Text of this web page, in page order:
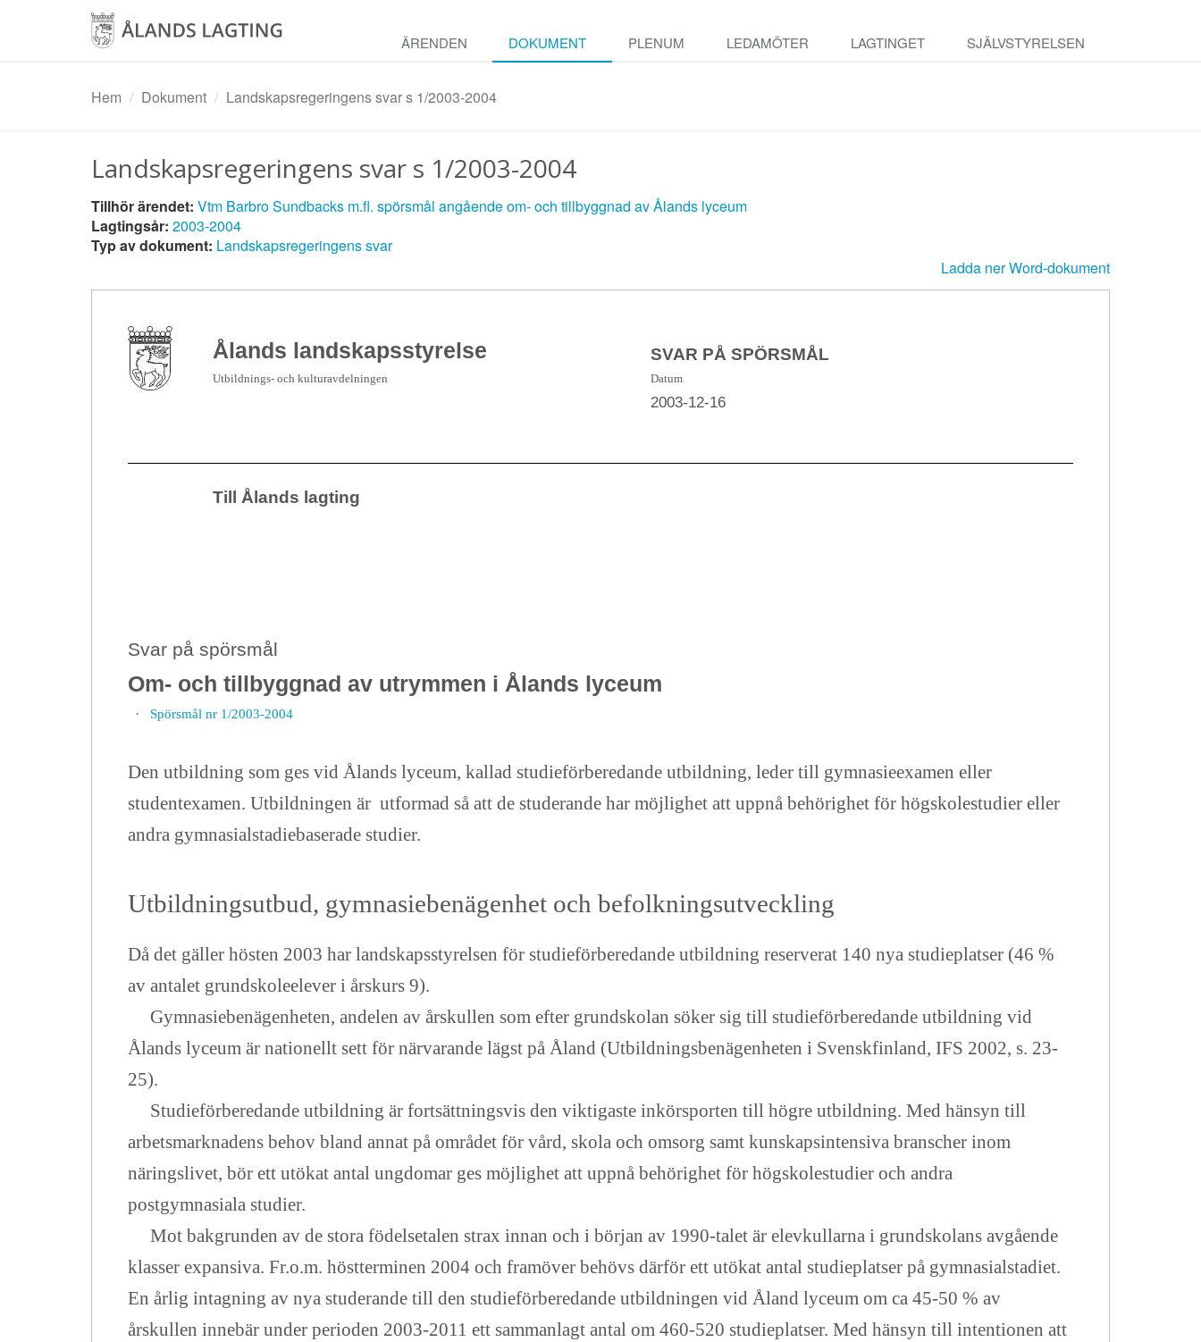
ÄRENDEN DOKUMENT PLENUM LEDAMÖTER LAGTINGET SJÄLVSTYRELSEN
Hem Dokument Landskapsregeringens svar s 1/2003-2004
Landskapsregeringens svar s 1/2003-2004
Tillhör ärendet: Vtm Barbro Sundbacks m.fl. spörsmål angående om- och tillbyggnad av Ålands lyceum
Lagtingsår: 2003-2004
Typ av dokument: Landskapsregeringens svar
Ladda ner Word-dokument
Ålands landskapsstyrelse SVAR PÅ SPÖRSMÅL
Utbildnings- och kulturavdelningen Datum
2003-12-16
Till Ålands lagting
Svar på spörsmål
Om- och tillbyggnad av utrymmen i Ålands lyceum
· Spörsmål nr 1/2003-2004
Den utbildning som ges vid Ålands lyceum, kallad studieförberedande utbildning, leder till gymnasieexamen eller
studentexamen. Utbildningen är utformad så att de studerande har möjlighet att uppnå behörighet för högskolestudier eller
andra gymnasialstadiebaserade studier.
Utbildningsutbud, gymnasiebenägenhet och befolkningsutveckling
Då det gäller hösten 2003 har landskapsstyrelsen för studieförberedande utbildning reserverat 140 nya studieplatser (46 %
av antalet grundskoleelever i årskurs 9).
Gymnasiebenägenheten, andelen av årskullen som efter grundskolan söker sig till studieförberedande utbildning vid
Ålands lyceum är nationellt sett för närvarande lägst på Åland (Utbildningsbenägenheten i Svenskfinland, IFS 2002, s. 23-
25).
Studieförberedande utbildning är fortsättningsvis den viktigaste inkörsporten till högre utbildning. Med hänsyn till
arbetsmarknadens behov bland annat på området för vård, skola och omsorg samt kunskapsintensiva branscher inom
näringslivet, bör ett utökat antal ungdomar ges möjlighet att uppnå behörighet för högskolestudier och andra
postgymnasiala studier.
Mot bakgrunden av de stora födelsetalen strax innan och i början av 1990-talet är elevkullarna i grundskolans avgående
klasser expansiva. Fr.o.m. höstterminen 2004 och framöver behövs därför ett utökat antal studieplatser på gymnasialstadiet.
En årlig intagning av nya studerande till den studieförberedande utbildningen vid Åland lyceum om ca 45-50 % av
årskullen innebär under perioden 2003-2011 ett sammanlagt antal om 460-520 studieplatser. Med hänsyn till intentionen att